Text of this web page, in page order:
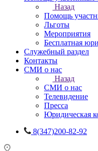
Назад
Помощь
Льготы
Мероприятия
Бесплатная
Служебный раздел
Контакты
СМИ о нас
Назад
СМИ о нас
Телевидение
Пресса
Юридическая
8(347)200-82-92